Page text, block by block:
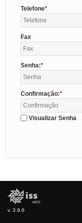
Telefone
Fax
Senha:
Confirmação:
Visualizar Senha
v. 3.9.6